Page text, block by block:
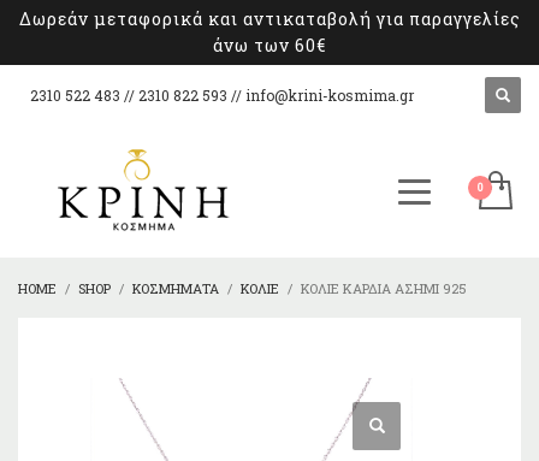
Δωρεάν μεταφορικά και αντικαταβολή για παραγγελίες
άνω των 60€
2310 522 483 // 2310 822 593 // info@krini-kosmima.gr
HOME SHOP ΚΟΣΜΉΜΑΤΑ ΚΟΛΙΈ ΚΟΛΙΈ ΚΑΡΔΙΆ ΑΣΉΜΙ 925